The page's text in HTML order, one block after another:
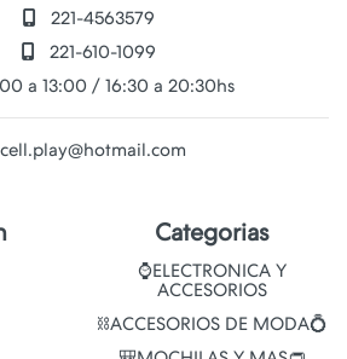
221-4563579
221-610-1099
a 13:00 / 16:30 a 20:30hs
cell.play@hotmail.com
Categorias
⌚ELECTRONICA Y
ACCESORIOS
⛓️ACCESORIOS DE MODA💍